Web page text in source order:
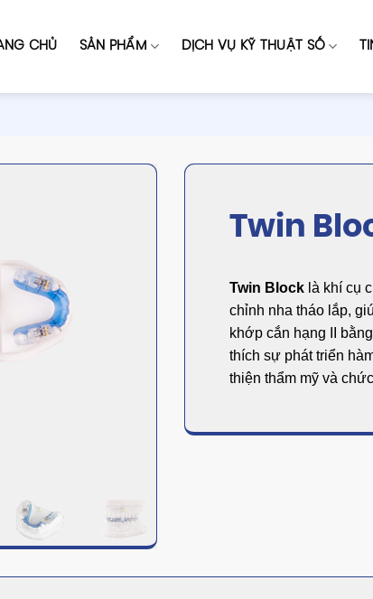
CHỦ SẢN PHẨM DỊCH VỤ KỸ THUẬT SỐ
Twin
Twin Block là khí cụ
chỉnh nha tháo lắp,
khớp cắn hạng II
thích sự phát triển
thiện thẩm mỹ và